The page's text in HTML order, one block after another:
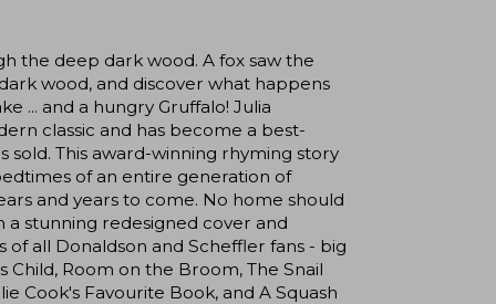
the deep dark wood. A fox saw the
wood, and discover what happens
... and a hungry Gruffalo! Julia
classic and has become a best-
This award-winning rhyming story
of an entire generation of
and years to come. No home should
a stunning redesigned cover and
all Donaldson and Scheffler fans - big
Child, Room on the Broom, The Snail
Cook's Favourite Book, and A Squash